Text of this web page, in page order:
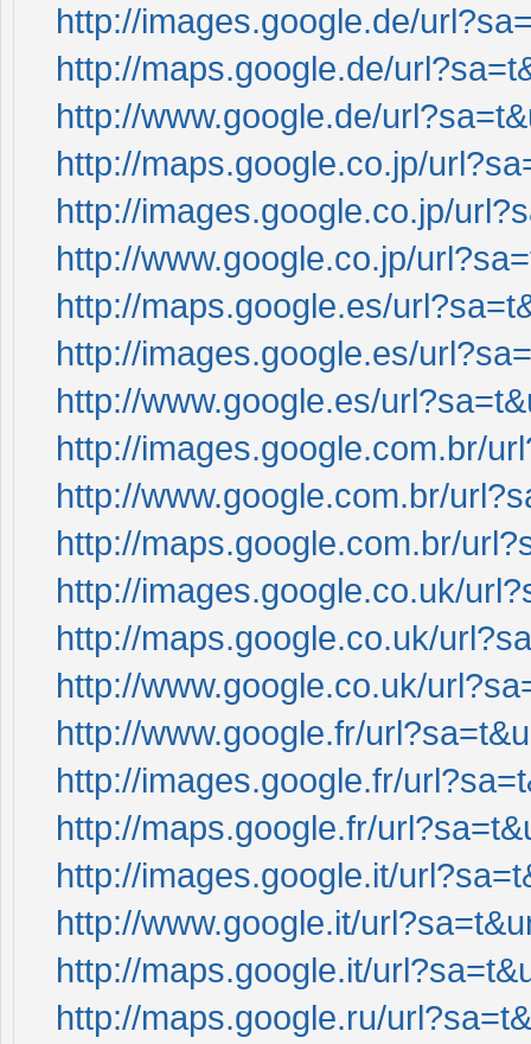
http://images.google.de/
http://maps.google.de/
http://www.google.de/
http://maps.google.co.jp/
http://images.google.co.jp/
http://www.google.co.jp/
http://maps.google.es/
http://images.google.es/
http://www.google.es/
http://images.google.com.br/
http://www.google.com.br/
http://maps.google.com.br/
http://images.google.co.uk/
http://maps.google.co.uk/
http://www.google.co.uk/
http://www.google.fr/
http://images.google.fr/
http://maps.google.fr/
http://images.google.it/
http://www.google.it/
http://maps.google.it/
http://maps.google.ru/